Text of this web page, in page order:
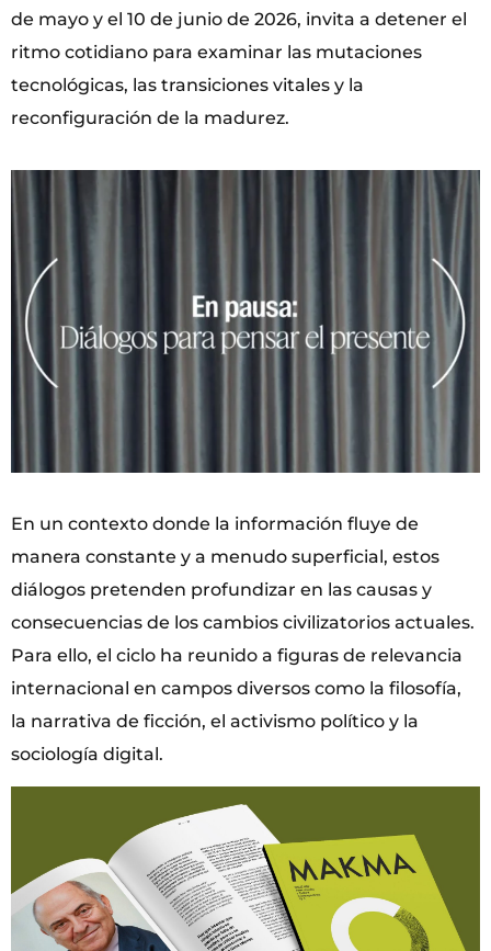
de mayo y el 10 de junio de 2026, invita a detener el
ritmo cotidiano para examinar las mutaciones
tecnológicas, las transiciones vitales y la
reconfiguración de la madurez.
En un contexto donde la información fluye de
manera constante y a menudo superficial, estos
diálogos pretenden profundizar en las causas y
consecuencias de los cambios civilizatorios actuales.
Para ello, el ciclo ha reunido a figuras de relevancia
internacional en campos diversos como la filosofía,
la narrativa de ficción, el activismo político y la
sociología digital.